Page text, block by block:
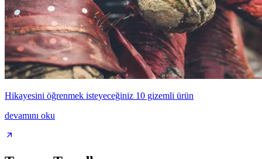
Hikayesini öğrenmek isteyeceğiniz 10 gizemli ürün
devamını oku